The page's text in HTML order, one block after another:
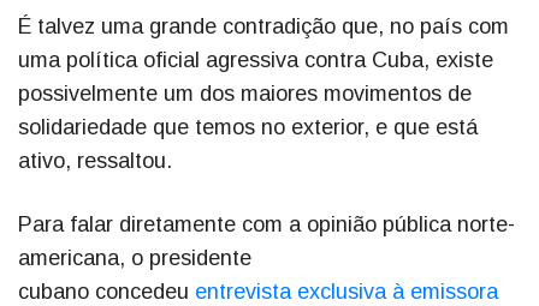
É talvez uma grande contradição que, no país com
uma política oficial agressiva contra Cuba, existe
possivelmente um dos maiores movimentos de
solidariedade que temos no exterior, e que está
ativo, ressaltou.
Para falar diretamente com a opinião pública norte-
americana, o presidente
cubano concedeu entrevista exclusiva à emissora